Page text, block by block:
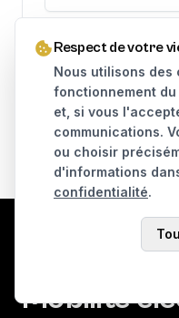
Respect de votre
Nous utilisons des
fonctionnement
et, si vous
communications.
ou choisir
d'informations
confidentialité.
ma demande,
Mobilité